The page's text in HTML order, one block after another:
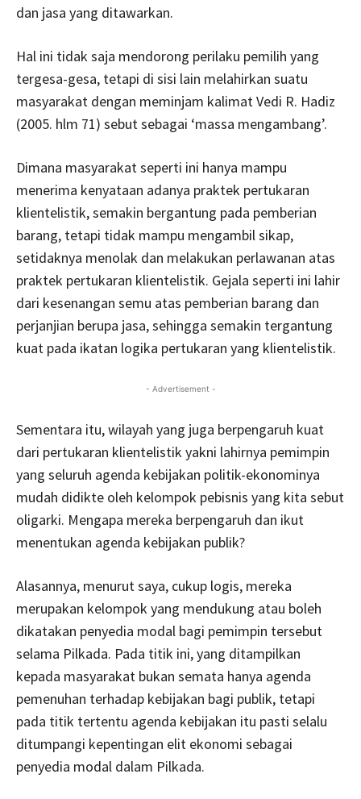
dan jasa yang ditawarkan.
Hal ini tidak saja mendorong perilaku pemilih yang
tergesa-gesa, tetapi di sisi lain melahirkan suatu
masyarakat dengan meminjam kalimat Vedi R. Hadiz
(2005. hlm 71) sebut sebagai ‘massa mengambang’.
Dimana masyarakat seperti ini hanya mampu
menerima kenyataan adanya praktek pertukaran
klientelistik, semakin bergantung pada pemberian
barang, tetapi tidak mampu mengambil sikap,
setidaknya menolak dan melakukan perlawanan atas
praktek pertukaran klientelistik. Gejala seperti ini lahir
dari kesenangan semu atas pemberian barang dan
perjanjian berupa jasa, sehingga semakin tergantung
kuat pada ikatan logika pertukaran yang klientelistik.
- Advertisement -
Sementara itu, wilayah yang juga berpengaruh kuat
dari pertukaran klientelistik yakni lahirnya pemimpin
yang seluruh agenda kebijakan politik-ekonominya
mudah didikte oleh kelompok pebisnis yang kita sebut
oligarki. Mengapa mereka berpengaruh dan ikut
menentukan agenda kebijakan publik?
Alasannya, menurut saya, cukup logis, mereka
merupakan kelompok yang mendukung atau boleh
dikatakan penyedia modal bagi pemimpin tersebut
selama Pilkada. Pada titik ini, yang ditampilkan
kepada masyarakat bukan semata hanya agenda
pemenuhan terhadap kebijakan bagi publik, tetapi
pada titik tertentu agenda kebijakan itu pasti selalu
ditumpangi kepentingan elit ekonomi sebagai
penyedia modal dalam Pilkada.